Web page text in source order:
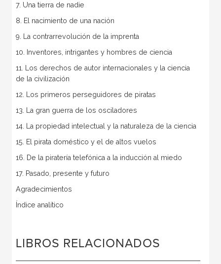
7. Una tierra de nadie
8. El nacimiento de una nación
9. La contrarrevolución de la imprenta
10. Inventores, intrigantes y hombres de ciencia
11. Los derechos de autor internacionales y la ciencia
de la civilización
12. Los primeros perseguidores de piratas
13. La gran guerra de los osciladores
14. La propiedad intelectual y la naturaleza de la ciencia
15. El pirata doméstico y el de altos vuelos
16. De la piratería telefónica a la inducción al miedo
17. Pasado, presente y futuro
Agradecimientos
Índice analítico
LIBROS RELACIONADOS